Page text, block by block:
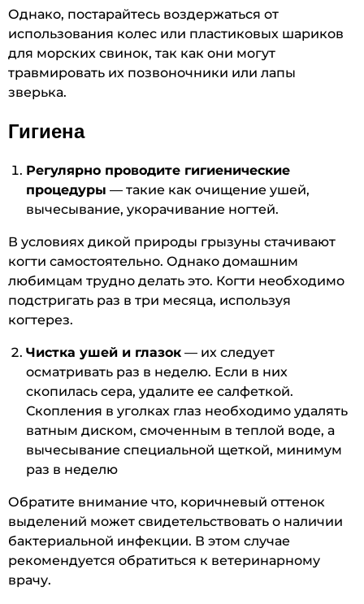
Однако, постарайтесь воздержаться от
использования колес или пластиковых шариков
для морских свинок, так как они могут
травмировать их позвоночники или лапы
зверька.
Гигиена
Регулярно проводите гигиенические
процедуры — такие как очищение ушей,
вычесывание, укорачивание ногтей.
В условиях дикой природы грызуны стачивают
когти самостоятельно. Однако домашним
любимцам трудно делать это. Когти необходимо
подстригать раз в три месяца, используя
когтерез.
Чистка ушей и глазок — их следует
осматривать раз в неделю. Если в них
скопилась сера, удалите ее салфеткой.
Скопления в уголках глаз необходимо удалять
ватным диском, смоченным в теплой воде, а
вычесывание специальной щеткой, минимум
раз в неделю
Обратите внимание что, коричневый оттенок
выделений может свидетельствовать о наличии
бактериальной инфекции. В этом случае
рекомендуется обратиться к ветеринарному
врачу.